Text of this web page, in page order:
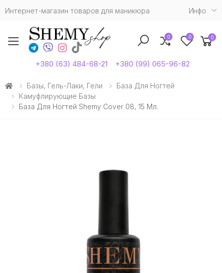
Интернет-магазин товаров для маникюра Инфо
Toggle mobile menu
+380 (63) 484-68-21 +380 (99) 065-96-82
0 0 0
Базы, Гель-Лаки, Гели
База Для Ногтей
Камуфлирующие Базы
База Для Ногтей Shemy Cover 08, 15 Мл.